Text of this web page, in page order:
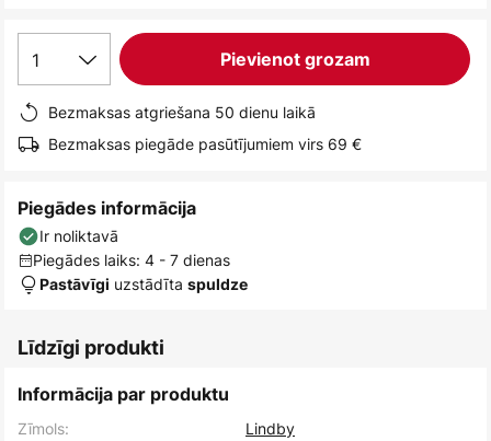
1 Pievienot grozam
Bezmaksas atgriešana 50 dienu laikā
Bezmaksas piegāde pasūtījumiem virs 69 €
Piegādes informācija
Ir noliktavā
Piegādes laiks: 4 - 7 dienas
Pastāvīgi uzstādīta spuldze
Līdzīgi produkti
Informācija par produktu
Zīmols:
Lindby